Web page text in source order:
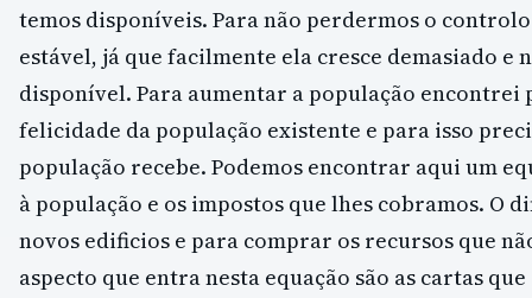
temos disponíveis. Para não perdermos o
estável, já que facilmente ela cresce demasiado e
disponível. Para aumentar a população encontrei
felicidade da população existente e para isso
população recebe. Podemos encontrar aqui um
à população e os impostos que lhes cobramos. O
novos edificios e para comprar os recursos que
aspecto que entra nesta equação são as cartas